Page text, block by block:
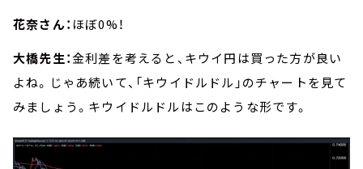
花奈さん：ほぼ0%！
大橋先生：金利差を考えると、キウイ円は買った方が良い
よね。じゃあ続いて、「キウイドルドル」のチャートを見て
みましょう。キウイドルドルはこのような形です。